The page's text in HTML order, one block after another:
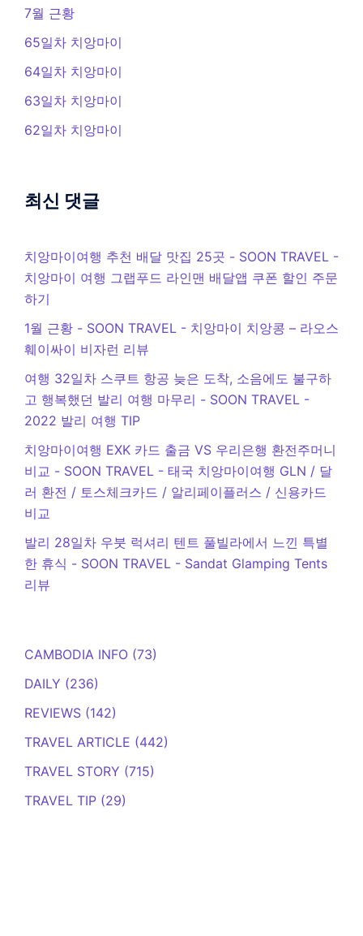
7월 근황
65일차 치앙마이
64일차 치앙마이
63일차 치앙마이
62일차 치앙마이
최신 댓글
치앙마이여행 추천 배달 맛집 25곳 - SOON TRAVEL -
치앙마이 여행 그랩푸드 라인맨 배달앱 쿠폰 할인 주문
하기
1월 근황 - SOON TRAVEL - 치앙마이 치앙콩 – 라오스
훼이싸이 비자런 리뷰
여행 32일차 스쿠트 항공 늦은 도착, 소음에도 불구하
고 행복했던 발리 여행 마무리 - SOON TRAVEL -
2022 발리 여행 TIP
치앙마이여행 EXK 카드 출금 VS 우리은행 환전주머니
비교 - SOON TRAVEL - 태국 치앙마이여행 GLN / 달
러 환전 / 토스체크카드 / 알리페이플러스 / 신용카드
비교
발리 28일차 우붓 럭셔리 텐트 풀빌라에서 느낀 특별
한 휴식 - SOON TRAVEL - Sandat Glamping Tents
리뷰
CAMBODIA INFO (73)
DAILY (236)
REVIEWS (142)
TRAVEL ARTICLE (442)
TRAVEL STORY (715)
TRAVEL TIP (29)